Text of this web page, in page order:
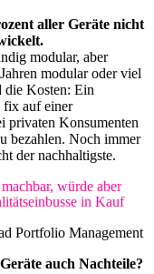
aller Geräte nicht
modular, aber
modular oder viel
die Kosten: Ein
fix auf einer
privaten Konsumenten
bezahlen. Noch immer
der nachhaltigste.
würde aber
in Kauf
Portfolio Management
auch Nachteile?